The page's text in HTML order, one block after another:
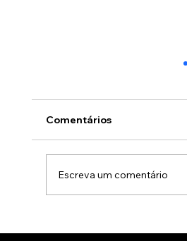
Comentários
Escreva um comentário